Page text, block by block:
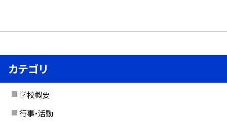
カテゴリ
学校概要
行事・活動